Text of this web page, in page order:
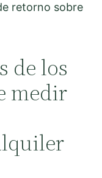
retorno sobre
de los
medir